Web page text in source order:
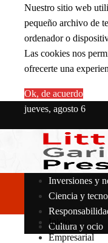
Nuestro sitio web
pequeño archivo de
ordenador o
Las cookies nos
ofrecerte una
Ok, de acuerdo
jueves, agosto 6
Inversiones y
Ciencia y
Cultura y ocio
Inicio
Empresarial